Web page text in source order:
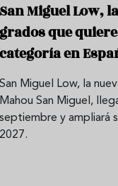
San Miguel Low,
grados que
categoría en
San Miguel Low, la
Mahou San Miguel,
septiembre y ampliará
2027.